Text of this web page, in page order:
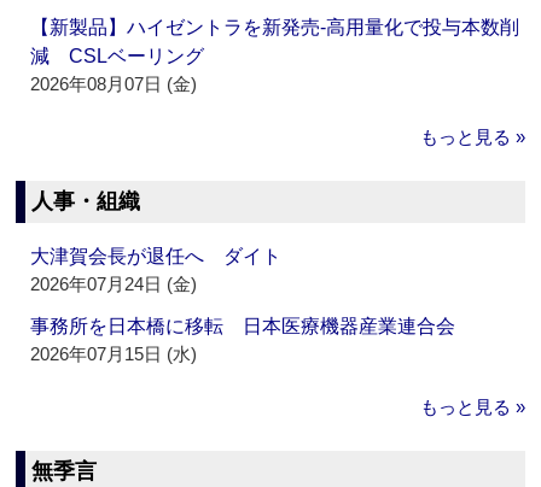
【新製品】ハイゼントラを新発売‐高用量化で投与本数削
減 CSLベーリング
2026年08月07日 (金)
もっと見る »
人事・組織
大津賀会長が退任へ ダイト
2026年07月24日 (金)
事務所を日本橋に移転 日本医療機器産業連合会
2026年07月15日 (水)
もっと見る »
無季言